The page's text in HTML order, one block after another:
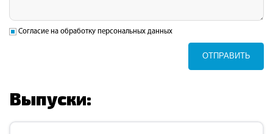
Согласие на обработку персональных данных
ОТПРАВИТЬ
Выпуски: